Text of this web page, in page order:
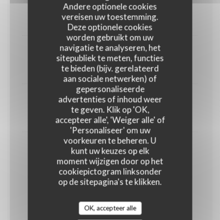
Andere optionele cookies
vereisen uw toestemming.
Deze optionele cookies
worden gebruikt om uw
navigatie te analyseren, het
sitepubliek te meten, functies
te bieden (bijv. gerelateerd
aan sociale netwerken) of
gepersonaliseerde
advertenties of inhoud weer
te geven. Klik op 'OK,
accepteer alle', 'Weiger alle' of
'Personaliseer' om uw
voorkeuren te beheren. U
kunt uw keuzes op elk
moment wijzigen door op het
cookiepictogram linksonder
op de sitepagina's te klikken.
OK, accepteer alle
Mousse de camembert et ses mouillettes
9,00 EUR
Selection de 4 fromages
22,00 EUR
Brillât savarin
9,00 EUR
Montmartre-Brest
un Paris-Brest revisité par le chef
GLUTEN EIEREN MELK
11,00 EUR